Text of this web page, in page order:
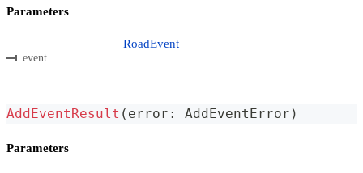
Parameters
event
RoadEvent
AddEventResult ( error : AddEventError )
Parameters